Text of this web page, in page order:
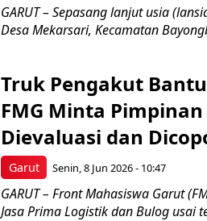
GARUT – Sepasang lanjut usia
Desa Mekarsari, Kecamatan
Garut
Truk Pengakut
FMG Minta Pimpinan
Dievaluasi dan
Senin, 8 Jun 2026 - 10:47
GARUT – Front Mahasiswa Garut
Jasa Prima Logistik dan Bulog usai